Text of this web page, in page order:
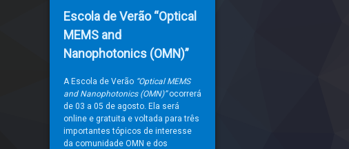
Escola de Verão “Optical
MEMS and
Nanophotonics (OMN)”
A Escola de Verão “Optical MEMS
and Nanophotonics (OMN)”ocorrerá
de 03 a 05 de agosto. Ela será
online e gratuita e voltada para três
importantes tópicos de interesse
da comunidade OMN e dos